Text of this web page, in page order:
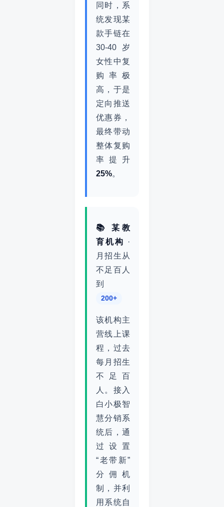
同时，系
统发现某
款手链在
30-40岁
女性中复
购率极
高，于是
定向推送
优惠券，
最终带动
整体复购
率提升
25%。
📚 某教
育机构
·
月招生从
不足百人
到
200+
该机构主
营线上课
程，过去
每月招生
不足百
人。接入
白小极智
慧分销系
统后，通
过设置
“老带新”
分佣机
制，并利
用系统自